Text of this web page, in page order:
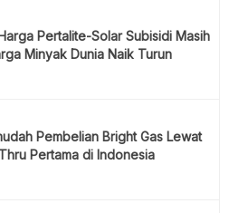
Pertalite-Solar Subisidi Masih
Minyak Dunia Naik Turun
Pembelian Bright Gas Lewat
Pertama di Indonesia